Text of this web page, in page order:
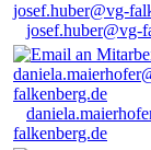
josef.huber@vg-
falkenberg.de